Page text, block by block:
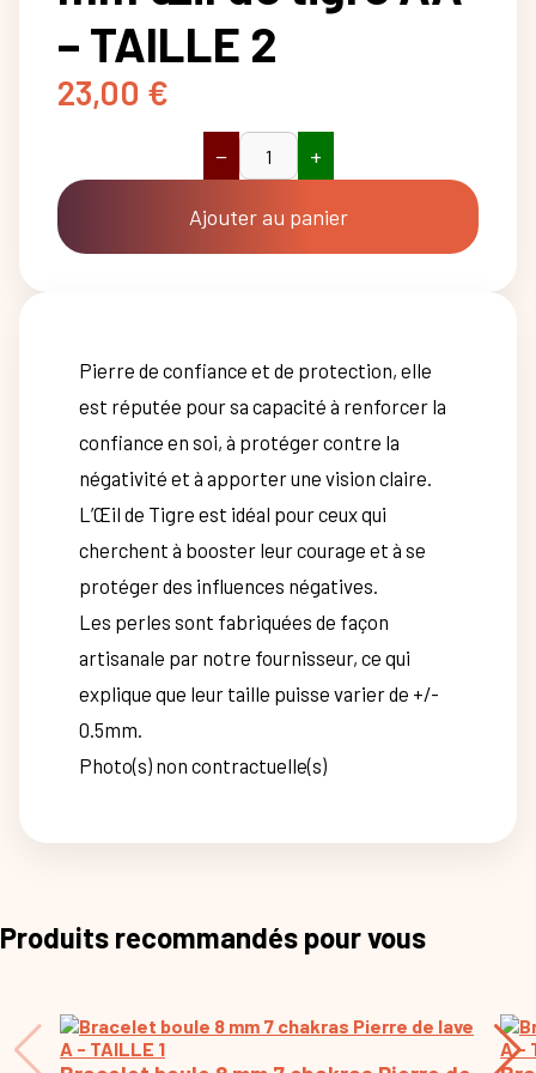
– TAILLE 2
23,00 €
quantité
Bracelet
boule
8
AA
TAILLE
2
− +
Ajouter au panier
Pierre de confiance et de protection, elle
est réputée pour sa capacité à renforcer la
confiance en soi, à protéger contre la
négativité et à apporter une vision claire.
L’Œil de Tigre est idéal pour ceux qui
cherchent à booster leur courage et à se
protéger des influences négatives.
Les perles sont fabriquées de façon
artisanale par notre fournisseur, ce qui
explique que leur taille puisse varier de +/-
0.5mm.
Photo(s) non contractuelle(s)
Produits recommandés pour vous